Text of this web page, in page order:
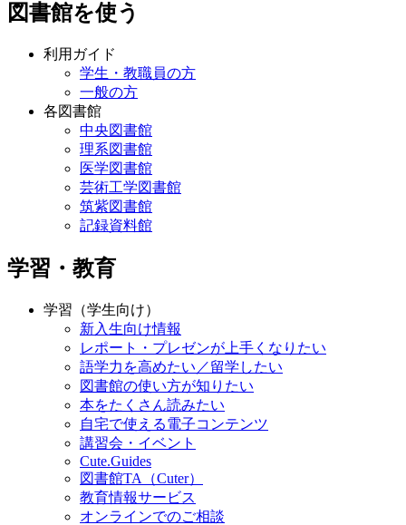
図書館を使う
利用ガイド
学生・教職員の方
一般の方
各図書館
中央図書館
理系図書館
医学図書館
芸術工学図書館
筑紫図書館
記録資料館
学習・教育
学習（学生向け）
新入生向け情報
レポート・プレゼンが上手くなりたい
語学力を高めたい／留学したい
図書館の使い方が知りたい
本をたくさん読みたい
自宅で使える電子コンテンツ
講習会・イベント
Cute.Guides
図書館TA（Cuter）
教育情報サービス
オンラインでのご相談